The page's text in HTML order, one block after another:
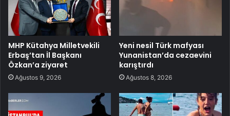
MHP Kütahya Milletvekili
Erbaş’tan İl Başkanı
Özkan’a ziyaret
Ağustos 9, 2026
Yeni nesil Türk mafyası
Yunanistan’da cezaevini
karıştırdı
Ağustos 8, 2026